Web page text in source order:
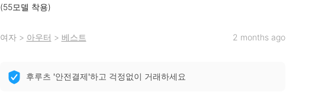
(55모델 착용)
여자> 아우터 > 베스트 2 months ago
후루츠 '안전결제'하고 걱정없이 거래하세요